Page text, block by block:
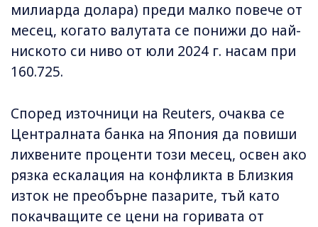
милиарда долара) преди малко повече от
месец, когато валутата се понижи до най-
ниското си ниво от юли 2024 г. насам при
160.725.
Според източници на Reuters, очаква се
Централната банка на Япония да повиши
лихвените проценти този месец, освен ако
рязка ескалация на конфликта в Близкия
изток не преобърне пазарите, тъй като
покачващите се цени на горивата от